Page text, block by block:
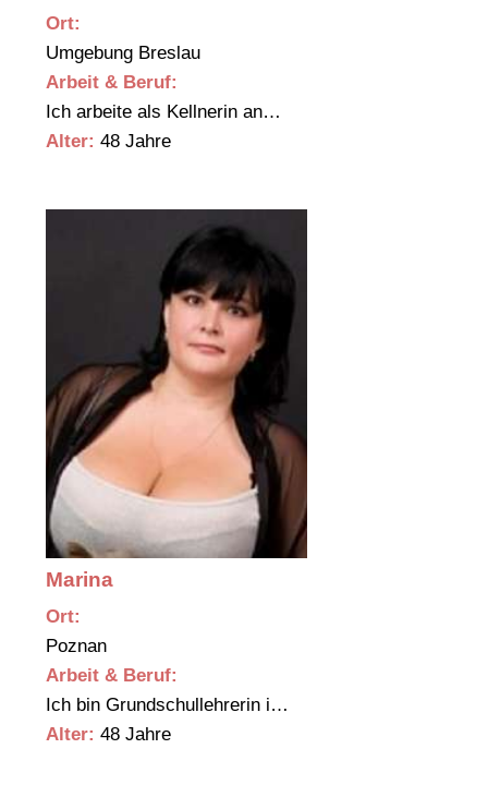
Ort:
Umgebung Breslau
Arbeit & Beruf:
Ich arbeite als Kellnerin an…
Alter: 48 Jahre
Marina
Ort:
Poznan
Arbeit & Beruf:
Ich bin Grundschullehrerin i…
Alter: 48 Jahre